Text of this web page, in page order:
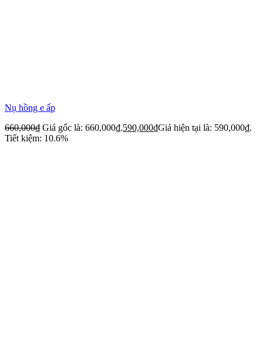
Nụ hồng e ấp
660,000₫ Giá gốc là: 660,000₫.590,000₫Giá hiện tại là: 590,000₫.
Tiết kiệm: 10.6%